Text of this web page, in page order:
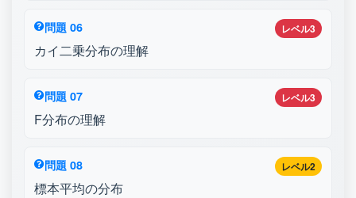
レベル3
問題 06
カイ二乗分布の理解
レベル3
問題 07
F分布の理解
レベル2
問題 08
標本平均の分布